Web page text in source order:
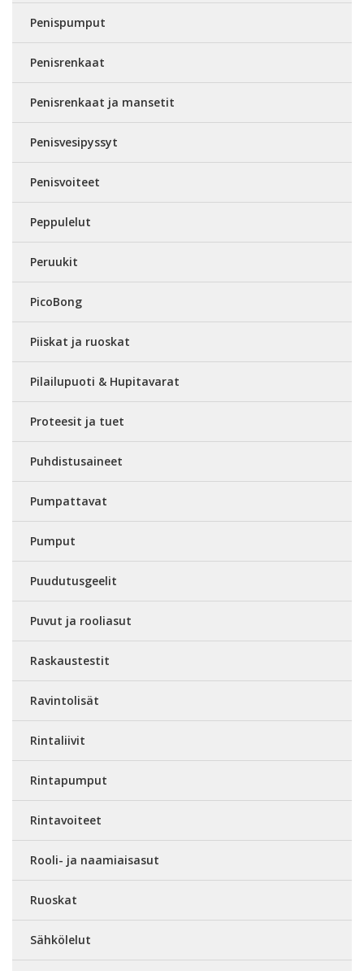
Penispumput
Penisrenkaat
Penisrenkaat ja mansetit
Penisvesipyssyt
Penisvoiteet
Peppulelut
Peruukit
PicoBong
Piiskat ja ruoskat
Pilailupuoti & Hupitavarat
Proteesit ja tuet
Puhdistusaineet
Pumpattavat
Pumput
Puudutusgeelit
Puvut ja rooliasut
Raskaustestit
Ravintolisät
Rintaliivit
Rintapumput
Rintavoiteet
Rooli- ja naamiaisasut
Ruoskat
Sähkölelut